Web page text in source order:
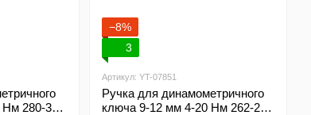
280-300
−8%
3
Артикул: YT-07851
Ручка для динамометричного
ключа 9-12 мм 4-20 Нм 262-280